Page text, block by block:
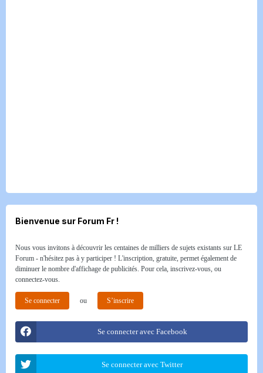
Bienvenue sur Forum Fr !
Nous vous invitons à découvrir les centaines de milliers de sujets existants sur LE
Forum - n'hésitez pas à y participer ! L'inscription, gratuite, permet également de
diminuer le nombre d'affichage de publicités. Pour cela, inscrivez-vous, ou
connectez-vous.
Se connecter ou S’inscrire
Se connecter avec Facebook
Se connecter avec Twitter